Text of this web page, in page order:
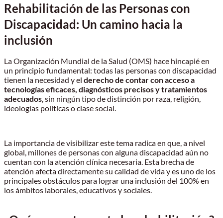
Rehabilitación de las Personas con
Discapacidad: Un camino hacia la
inclusión
La Organización Mundial de la Salud (OMS) hace hincapié en
un principio fundamental: todas las personas con discapacidad
tienen la necesidad y el derecho de contar con acceso a
tecnologías eficaces, diagnósticos precisos y tratamientos
adecuados, sin ningún tipo de distinción por raza, religión,
ideologías políticas o clase social.
La importancia de visibilizar este tema radica en que, a nivel
global, millones de personas con alguna discapacidad aún no
cuentan con la atención clínica necesaria. Esta brecha de
atención afecta directamente su calidad de vida y es uno de los
principales obstáculos para lograr una inclusión del 100% en
los ámbitos laborales, educativos y sociales.